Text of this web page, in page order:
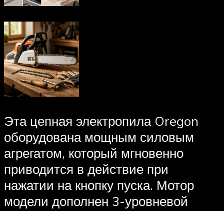
Эта цепная электропила Oregon
оборудована мощным силовым
агрегатом, который мгновенно
приводится в действие при
нажатии на кнопку пуска. Мотор
модели дополнен 3-уровневой